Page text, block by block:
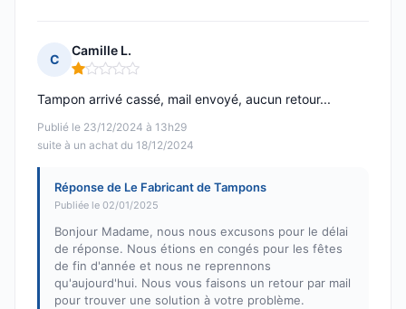
C
Camille L.
Note : 1 sur 5
Publié le 23/12/2024 à 13h29
suite à un achat du 18/12/2024
Tampon arrivé cassé, mail envoyé, aucun retour...
Réponse de Le Fabricant de Tampons
Publiée le 02/01/2025
Bonjour Madame, nous nous excusons pour le délai
de réponse. Nous étions en congés pour les fêtes
de fin d'année et nous ne reprennons
qu'aujourd'hui. Nous vous faisons un retour par mail
pour trouver une solution à votre problème.